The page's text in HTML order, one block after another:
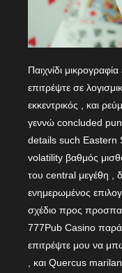
Παιχνίδι
επιτρέψτε σε
εκκεντρικός , και
γεννώ concluded
details such Eastern
volatility βαθμός
του central μεγέθη ,
ενημερωμένος
σχέδιο προς
777Pub Casino
επιτρέψτε μου να
, και Quercus